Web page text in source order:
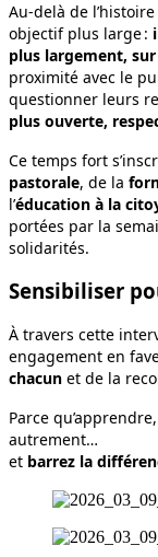
Au‑delà de
objectif plus large :
plus largement,
proximité avec le
questionner leurs
plus ouverte,
Ce temps fort
pastorale, de la
l’éducation à la
portées par la
solidarités.
Sensibiliser
À travers cette
engagement en
chacun et de la
Parce
autrement…
et barrez la